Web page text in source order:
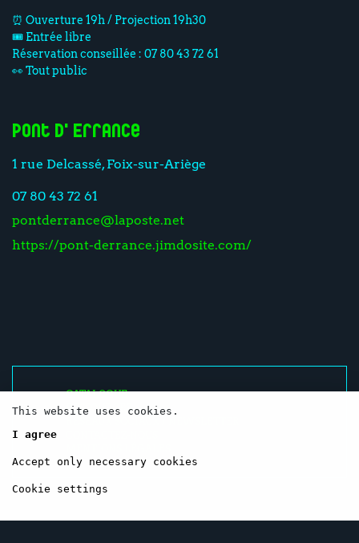
⏰ Ouverture 19h / Projection 19h30
🎟️ Entrée libre
Réservation conseillée : 07 80 43 72 61
👀 Tout public
Pont d'Errance
1 rue Delcassé, Foix-sur-Ariège
07 80 43 72 61
pontderrance@laposte.net
https://pont-derrance.jimdosite.com/
CATALOGUE
RESSOURCES
This website uses cookies.
I agree
Accept only necessary cookies
Cookie settings